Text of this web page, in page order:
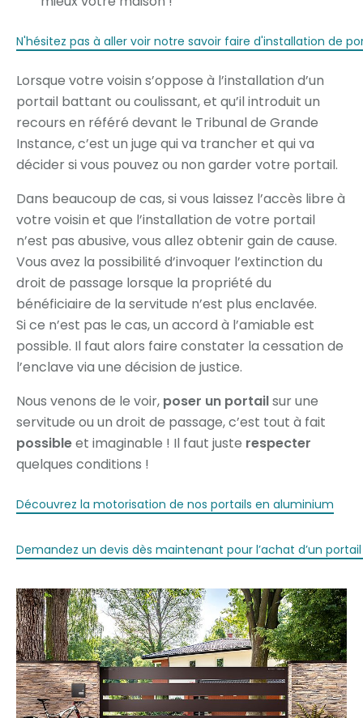
N'hésitez pas à aller voir notre savoir faire d'installation de
Lorsque votre voisin s’oppose à l’installation d’un
portail battant ou coulissant, et qu’il introduit un
recours en référé devant le Tribunal de Grande
Instance, c’est un juge qui va trancher et qui va
décider si vous pouvez ou non garder votre portail.
Dans beaucoup de cas, si vous laissez l’accès libre à
votre voisin et que l’installation de votre portail
n’est pas abusive, vous allez obtenir gain de cause.
Vous avez la possibilité d’invoquer l’extinction du
droit de passage lorsque la propriété du
bénéficiaire de la servitude n’est plus enclavée.
Si ce n’est pas le cas, un accord à l’amiable est
possible. Il faut alors faire constater la cessation de
l’enclave via une décision de justice.
Nous venons de le voir, poser un portailsur une
servitude ou un droit de passage, c’est tout à fait
possibleet imaginable ! Il faut juste respecter
quelques conditions !
Découvrez la motorisation de nos portails en aluminium
Demandez un devis dès maintenant pour l’achat d’un